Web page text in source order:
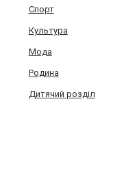
Спорт
Культура
Мода
Родина
Дитячий розділ